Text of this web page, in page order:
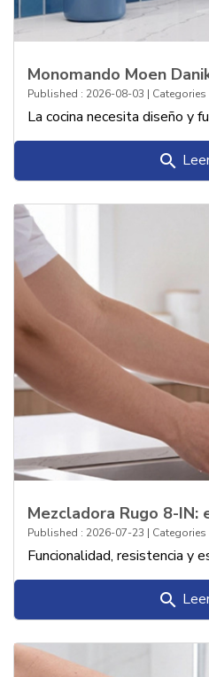
Published : 2026-08-03 | Categories
search
Published : 2026-07-23 | Categories
search